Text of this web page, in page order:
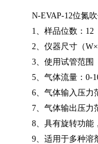
N-EVAP-12位氮
1、样品位数：12
2、仪器尺寸（
3、使用试管范围
5、气体流量：0-
6、气体输入压力
7、气体输出压力
8、 具有旋转功能
9、适用于多种溶